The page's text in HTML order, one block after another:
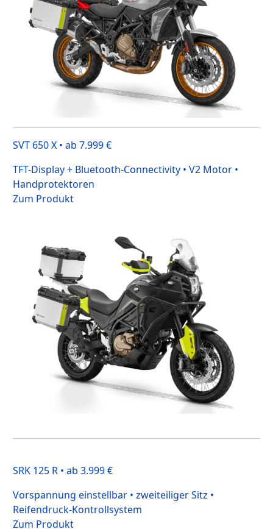
SVT 650 X • ab 7.999 €
TFT-Display + Bluetooth-Connectivity • V2 Motor •
Handprotektoren
Zum Produkt
SRK 125 R • ab 3.999 €
Vorspannung einstellbar • zweiteiliger Sitz •
Reifendruck-Kontrollsystem
Zum Produkt